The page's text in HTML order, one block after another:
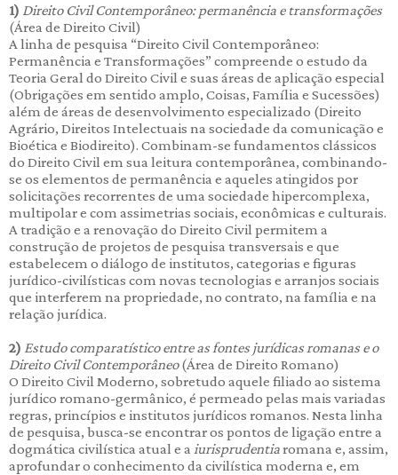
1) Direito Civil Contemporâneo: permanência e transformações
(Área de Direito Civil)
A linha de pesquisa “Direito Civil Contemporâneo:
Permanência e Transformações” compreende o estudo da
Teoria Geral do Direito Civil e suas áreas de aplicação especial
(Obrigações em sentido amplo, Coisas, Família e Sucessões)
além de áreas de desenvolvimento especializado (Direito
Agrário, Direitos Intelectuais na sociedade da comunicação e
Bioética e Biodireito). Combinam-se fundamentos clássicos
do Direito Civil em sua leitura contemporânea, combinando-
se os elementos de permanência e aqueles atingidos por
solicitações recorrentes de uma sociedade hipercomplexa,
multipolar e com assimetrias sociais, econômicas e culturais.
A tradição e a renovação do Direito Civil permitem a
construção de projetos de pesquisa transversais e que
estabelecem o diálogo de institutos, categorias e figuras
jurídico-civilísticas com novas tecnologias e arranjos sociais
que interferem na propriedade, no contrato, na família e na
relação jurídica.
2) Estudo comparatístico entre as fontes jurídicas romanas e o
Direito Civil Contemporâneo(Área de Direito Romano)
O Direito Civil Moderno, sobretudo aquele filiado ao sistema
jurídico romano-germânico, é permeado pelas mais variadas
regras, princípios e institutos jurídicos romanos. Nesta linha
de pesquisa, busca-se encontrar os pontos de ligação entre a
dogmática civilística atual e a iurisprudentiaromana e, assim,
aprofundar o conhecimento da civilística moderna e, em